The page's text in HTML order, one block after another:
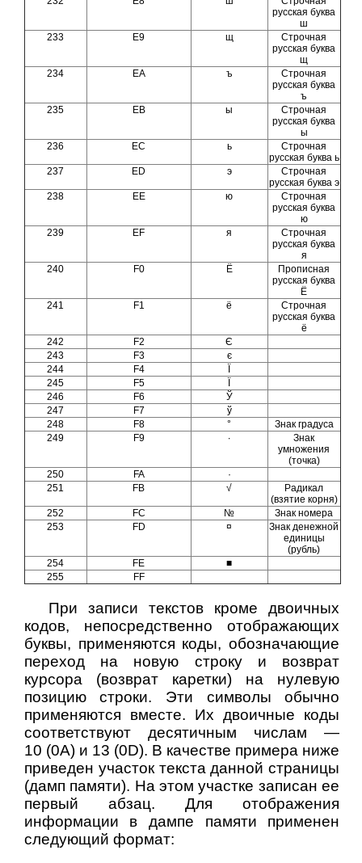
русская буква
ш
233
E9 щ
Строчная
русская буква
щ
234
EA ъ
Строчная
русская буква
ъ
235
EB ы
Строчная
русская буква
ы
236
EC ь
Строчная
русская буква ь
237
ED э
Строчная
русская буква э
238
EE ю
Строчная
русская буква
ю
239
EF я
Строчная
русская буква
я
240
F0 Ё
Прописная
русская буква
Ё
241
F1 ё
Строчная
русская буква
ё
242
F2
Є
243
F3
є
244
F4
245
F5
246
F6
Ў
247
F7
ў
248
F8 °
Знак градуса
249
F9 ∙
Знак
умножения
(точка)
250
FA
·
251
FB √
Радикал
(взятие корня)
252
FC №
Знак номера
253
FD ¤
Знак денежной
единицы
(рубль)
254
FE
■
255
FF
При записи текстов кроме двоичных
кодов, непосредственно отображающих
буквы, применяются коды, обозначающие
переход на новую строку и возврат
курсора (возврат каретки) на нулевую
позицию строки. Эти символы обычно
применяются вместе. Их двоичные коды
соответствуют десятичным числам —
10 (0A) и 13 (0D). В качестве примера ниже
приведен участок текста данной страницы
(дамп памяти). На этом участке записан ее
первый абзац. Для отображения
информации в дампе памяти применен
следующий формат: